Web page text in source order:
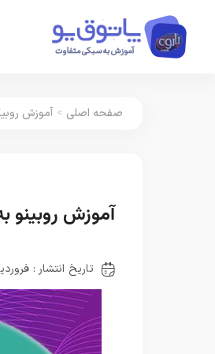
صفحه اصلی > آموزش
آموزش روبینو
تاریخ انتشار : فروردین 30,